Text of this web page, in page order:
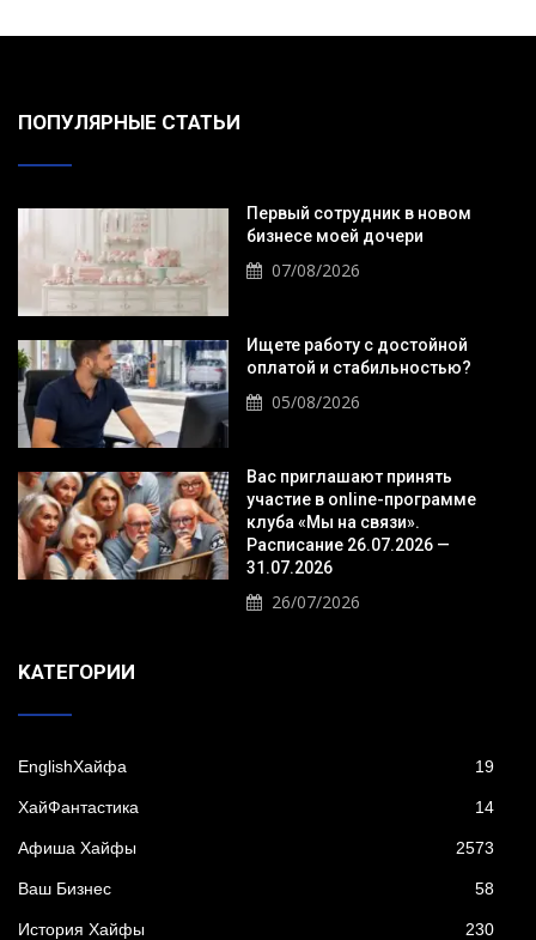
ПОПУЛЯРНЫЕ СТАТЬИ
Первый сотрудник в новом
бизнесе моей дочери
07/08/2026
Ищете работу с достойной
оплатой и стабильностью?
05/08/2026
Вас приглашают принять
участие в online-программе
клуба «Мы на связи».
Расписание 26.07.2026 —
31.07.2026
26/07/2026
KАТЕГОРИИ
EnglishХайфа 19
XайФантастика 14
Афиша Хайфы 2573
Ваш Бизнес 58
История Хайфы 230